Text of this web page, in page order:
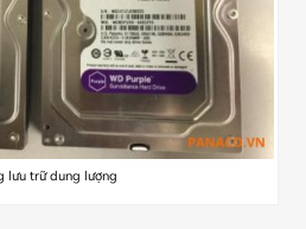
lưu trữ dung lượng